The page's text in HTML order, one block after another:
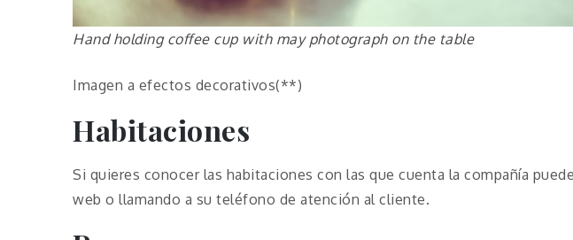
Hand holding coffee cup with may photograph on the table
Imagen a efectos decorativos(**)
Habitaciones
Si quieres conocer las habitaciones con las que cuenta la compañía
web o llamando a su teléfono de atención al cliente.